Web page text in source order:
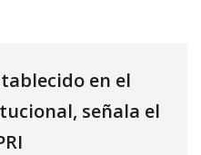
en el
señala el